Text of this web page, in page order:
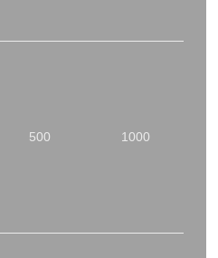
500 1000